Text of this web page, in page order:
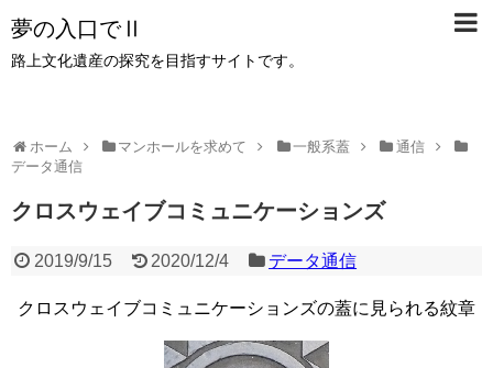
夢の入口でⅡ
路上文化遺産の探究を目指すサイトです。
ホーム マンホールを求めて 一般系蓋
通信
データ通信
クロスウェイブコミュニケーションズ
2019/9/15 2020/12/4 データ通信
クロスウェイブコミュニケーションズの蓋に見られる紋章